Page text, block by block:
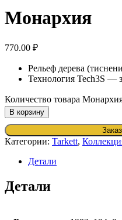
Mонархия
770.00 ₽
Рельеф дерева
Технология Tech3S —
Количество товара
В корзину
Категории: Tarkett,
Детали
Детали